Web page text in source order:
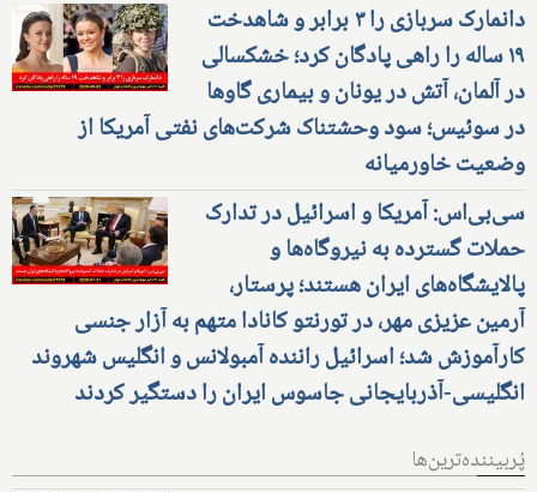
دانمارک سربازی را ۳ برابر و شاهدخت
۱۹ ساله را راهی پادگان کرد؛ خشکسالی
در آلمان، آتش در یونان و بیماری گاوها
در سوئیس؛ سود وحشتناک شرکت‌های نفتی آمریکا از
وضعیت خاورمیانه
سی‌بی‌اس: آمریکا و اسرائیل در تدارک
حملات گسترده به نیروگاه‌ها و
پالایشگاه‌های ایران هستند؛ پرستار،
آرمین عزیزی مهر، در تورنتو کانادا متهم به آزار جنسی
کارآموزش شد؛ اسرائیل راننده آمبولانس و انگلیس شهروند
انگلیسی-آذربایجانی جاسوس ایران را دستگیر کردند
پُربیننده‌ترین‌ها